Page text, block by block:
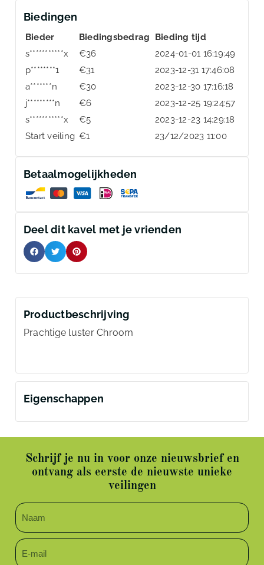
Biedingen
Bieder Biedingsbedrag
Bieding tijd
s***********x
€36
2024-01-01 16:19:49
p********1
€31
2023-12-31 17:46:08
a*******n
€30
2023-12-30 17:16:18
j*********n
€6
2023-12-25 19:24:57
s***********x
€5
2023-12-23 14:29:18
Start veiling €1 23/12/2023 11:00
Betaalmogelijkheden
Deel dit kavel met je vrienden
Productbeschrijving
Prachtige luster Chroom
Eigenschappen
Schrijf je nu in voor onze nieuwsbrief en
ontvang als eerste de nieuwste unieke
veilingen